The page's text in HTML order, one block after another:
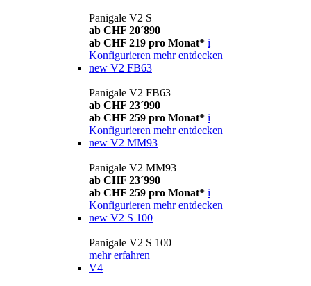
Panigale V2 S
ab CHF 20´890
ab CHF 219 pro Monat* i
Konfigurieren mehr entdecken
new V2 FB63
Panigale V2 FB63
ab CHF 23´990
ab CHF 259 pro Monat* i
Konfigurieren mehr entdecken
new V2 MM93
Panigale V2 MM93
ab CHF 23´990
ab CHF 259 pro Monat* i
Konfigurieren mehr entdecken
new V2 S 100
Panigale V2 S 100
mehr erfahren
V4